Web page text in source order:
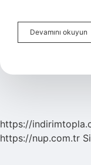
Devamını okuyun
https://
https://nup.com.tr